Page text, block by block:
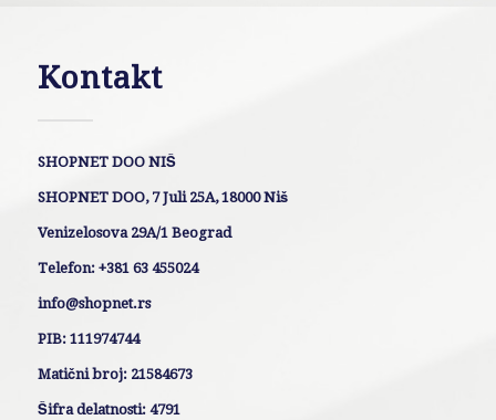
Kontakt
SHOPNET DOO NIŠ
SHOPNET DOO, 7 Juli 25A, 18000 Niš
Venizelosova 29A/1 Beograd
Telefon: +381 63 455024
info@shopnet.rs
PIB: 111974744
Matični broj: 21584673
Šifra delatnosti: 4791